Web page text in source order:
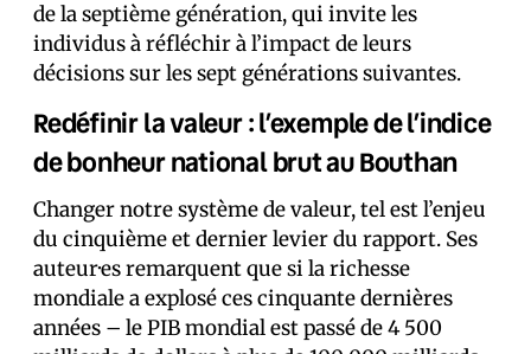
de la septième génération, qui invite les
individus à réfléchir à l’impact de leurs
décisions sur les sept générations suivantes.
Redéfinir la valeur : l’exemple de l’indice
de bonheur national brut au Bouthan
Changer notre système de valeur, tel est l’enjeu
du cinquième et dernier levier du rapport. Ses
auteur·es remarquent que si la richesse
mondiale a explosé ces cinquante dernières
années – le PIB mondial est passé de 4 500